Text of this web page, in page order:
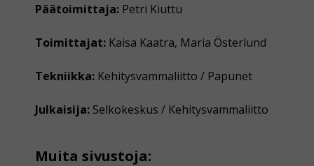
Päätoimittaja: Petri Kiuttu
Toimittajat: Kaisa Kaatra, Maria Österlund
Tekniikka: Kehitysvammaliitto / Papunet
Julkaisija: Selkokeskus / Kehitysvammaliitto
Muita sivustoja: